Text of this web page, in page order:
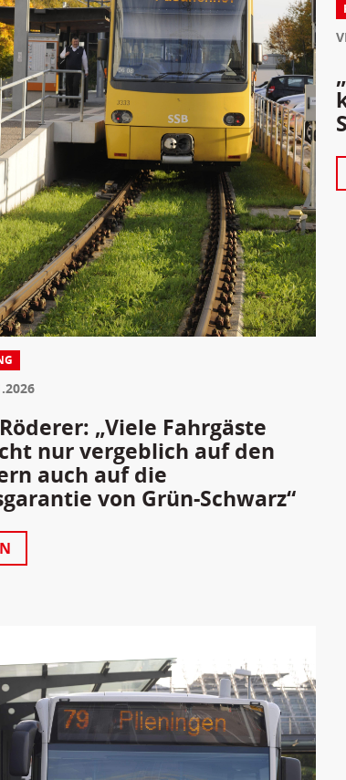
„Viele Fahrgäste
nur vergeblich auf den
auch auf die
von Grün-Schwarz“